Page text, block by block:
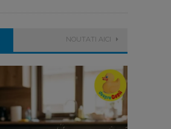
NOUTATI AICI